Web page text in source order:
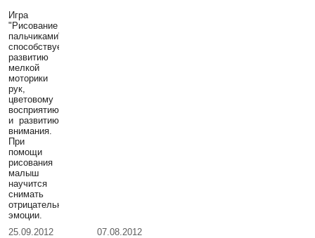
Игра
"Рисование
пальчиками"
способствует
развитию
мелкой
моторики
рук,
цветовому
восприятию
и развитию
внимания.
При
помощи
рисования
малыш
научится
снимать
отрицательные
эмоции.
25.09.2012
07.08.2012